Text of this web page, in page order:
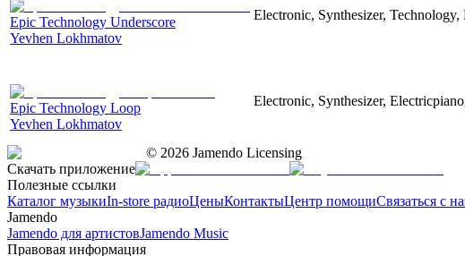
Epic Technology Underscore
Yevhen Lokhmatov
Electronic, Synthesizer,
Epic Technology Loop
Yevhen Lokhmatov
Electronic, Synthesizer,
© 2026 Jamendo Licensing
Скачать приложение
Полезные ссылки
Каталог музыкиIn-store радиоЦеныКонтактыЦентр помощиСвязаться с
Jamendo
Jamendo для артистовJamendo Music
Правовая информация